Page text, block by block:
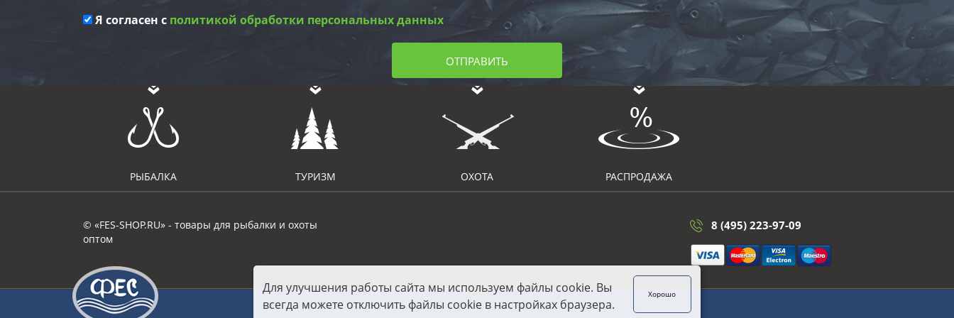
Я согласен с политикой обработки персональных данных
ОТПРАВИТЬ
РЫБАЛКА ТУРИЗМ ОХОТА РАСПРОДАЖА
© «FES-SHOP.RU» - товары для рыбалки и охоты
оптом
8 (495) 223-97-09
Для улучшения работы сайта мы используем файлы cookie. Вы
всегда можете отключить файлы cookie в настройках браузера.
Хорошо